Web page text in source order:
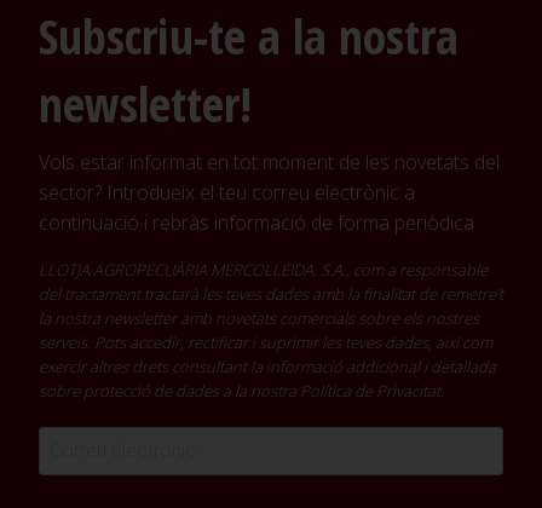
Subscriu-te a la nostra
newsletter!
Vols estar informat en tot moment de les novetats del
sector? Introdueix el teu correu electrònic a
continuació i rebràs informació de forma periòdica
LLOTJA AGROPECUÀRIA MERCOLLEIDA, S.A., com a responsable
del tractament tractarà les teves dades amb la finalitat de remetre't
la nostra newsletter amb novetats comercials sobre els nostres
serveis. Pots accedir, rectificar i suprimir les teves dades, així com
exercir altres drets consultant la informació addicional i detallada
sobre protecció de dades a la nostra Política de Privacitat.